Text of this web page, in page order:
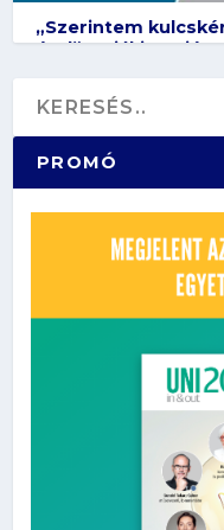
„Szerintem
étel” – Diákinterjú
PROMÓ